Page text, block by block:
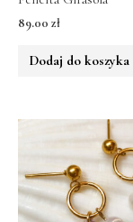
89.00 zł
Dodaj do koszyka